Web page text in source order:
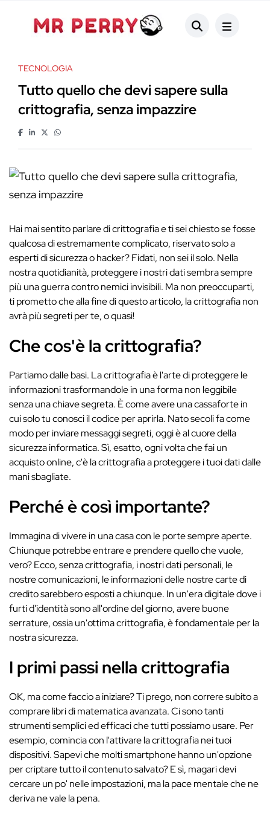
TECNOLOGIA
Tutto quello che devi sapere sulla
crittografia, senza impazzire
Hai mai sentito parlare di crittografia e ti sei chiesto se fosse
qualcosa di estremamente complicato, riservato solo a
esperti di sicurezza o hacker? Fidati, non sei il solo. Nella
nostra quotidianità, proteggere i nostri dati sembra sempre
più una guerra contro nemici invisibili. Ma non preoccuparti,
ti prometto che alla fine di questo articolo, la crittografia non
avrà più segreti per te, o quasi!
Che cos'è la crittografia?
Partiamo dalle basi. La crittografia è l'arte di proteggere le
informazioni trasformandole in una forma non leggibile
senza una chiave segreta. È come avere una cassaforte in
cui solo tu conosci il codice per aprirla. Nato secoli fa come
modo per inviare messaggi segreti, oggi è al cuore della
sicurezza informatica. Sì, esatto, ogni volta che fai un
acquisto online, c'è la crittografia a proteggere i tuoi dati dalle
mani sbagliate.
Perché è così importante?
Immagina di vivere in una casa con le porte sempre aperte.
Chiunque potrebbe entrare e prendere quello che vuole,
vero? Ecco, senza crittografia, i nostri dati personali, le
nostre comunicazioni, le informazioni delle nostre carte di
credito sarebbero esposti a chiunque. In un'era digitale dove i
furti d'identità sono all'ordine del giorno, avere buone
serrature, ossia un'ottima crittografia, è fondamentale per la
nostra sicurezza.
I primi passi nella crittografia
OK, ma come faccio a iniziare? Ti prego, non correre subito a
comprare libri di matematica avanzata. Ci sono tanti
strumenti semplici ed efficaci che tutti possiamo usare. Per
esempio, comincia con l'attivare la crittografia nei tuoi
dispositivi. Sapevi che molti smartphone hanno un'opzione
per criptare tutto il contenuto salvato? E sì, magari devi
cercare un po' nelle impostazioni, ma la pace mentale che ne
deriva ne vale la pena.